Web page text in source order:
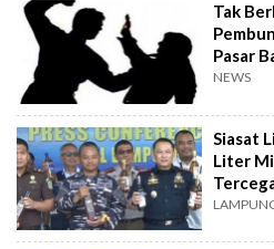
Tak
Pasar
Setelah
NEWS
Siasat
Liter